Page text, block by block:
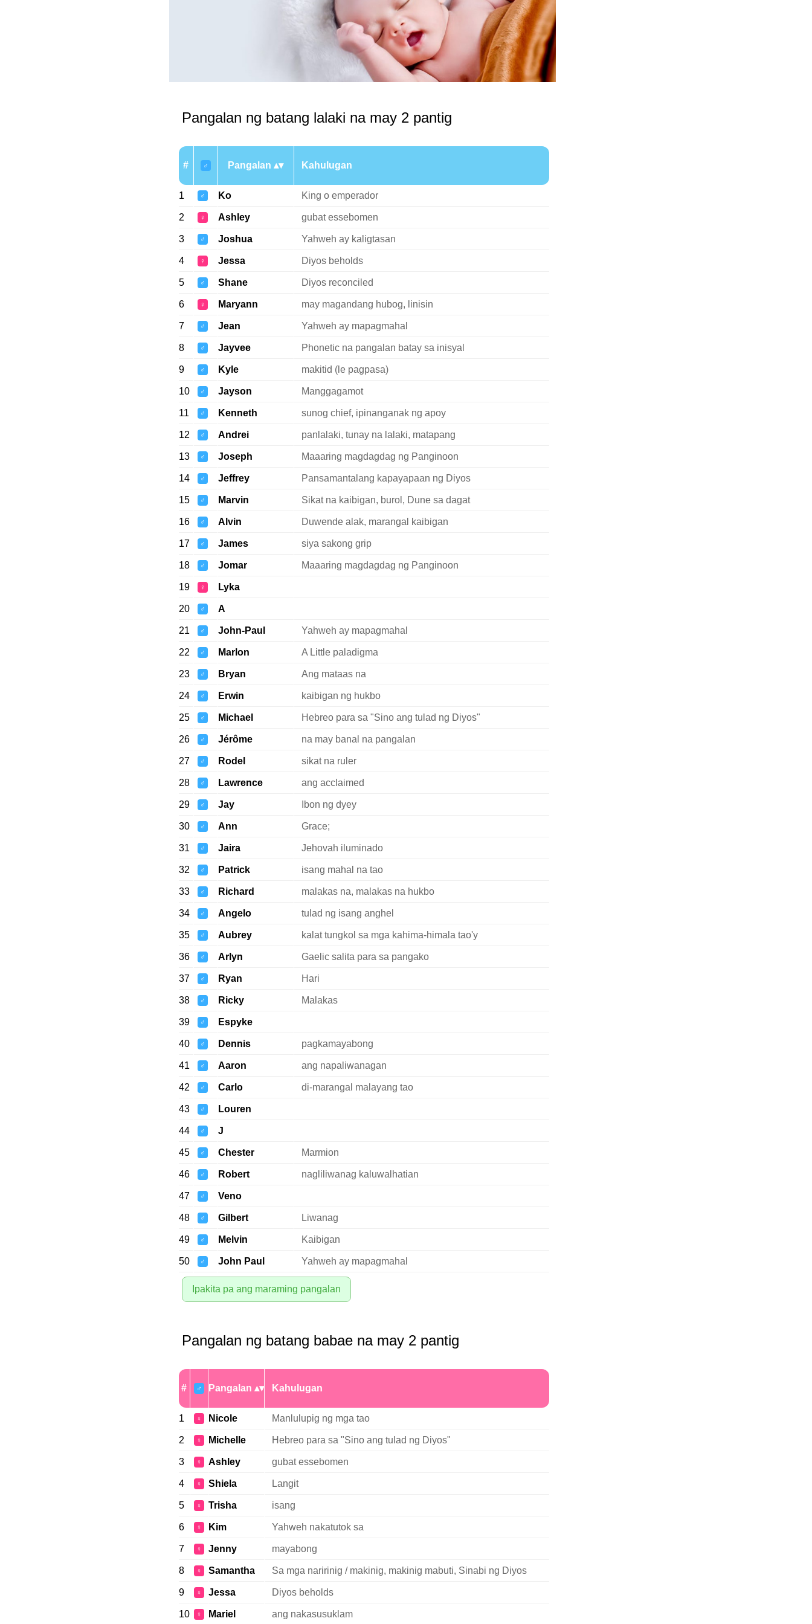
Pangalan ng batang lalaki na may 2 pantig
# ♂ Pangalan Kahulugan
1 ♂ Ko King o emperador
2 ♀ Ashley gubat essebomen
3 ♂ Joshua Yahweh ay kaligtasan
4 ♀ Jessa Diyos beholds
5 ♂ Shane Diyos reconciled
6 ♀ Maryann may magandang hubog, linisin
7 ♂ Jean Yahweh ay mapagmahal
8 ♂ Jayvee Phonetic na pangalan batay sa inisyal
9 ♂ Kyle makitid (le pagpasa)
10 ♂ Jayson Manggagamot
11 ♂ Kenneth sunog chief, ipinanganak ng apoy
12 ♂ Andrei panlalaki, tunay na lalaki, matapang
13 ♂ Joseph Maaaring magdagdag ng Panginoon
14 ♂ Jeffrey Pansamantalang kapayapaan ng Diyos
15 ♂ Marvin Sikat na kaibigan, burol, Dune sa dagat
16 ♂ Alvin Duwende alak, marangal kaibigan
17 ♂ James siya sakong grip
18 ♂ Jomar Maaaring magdagdag ng Panginoon
19 ♀ Lyka
20 ♂ A
21 ♂ John-Paul Yahweh ay mapagmahal
22 ♂ Marlon A Little paladigma
23 ♂ Bryan Ang mataas na
24 ♂ Erwin kaibigan ng hukbo
25 ♂ Michael Hebreo para sa "Sino ang tulad ng Diyos"
26 ♂ Jérôme na may banal na pangalan
27 ♂ Rodel sikat na ruler
28 ♂ Lawrence ang acclaimed
29 ♂ Jay Ibon ng dyey
30 ♂ Ann Grace;
31 ♂ Jaira Jehovah iluminado
32 ♂ Patrick isang mahal na tao
33 ♂ Richard malakas na, malakas na hukbo
34 ♂ Angelo tulad ng isang anghel
35 ♂ Aubrey kalat tungkol sa mga kahima-himala tao'y
36 ♂ Arlyn Gaelic salita para sa pangako
37 ♂ Ryan Hari
38 ♂ Ricky Malakas
39 ♂ Espyke
40 ♂ Dennis pagkamayabong
41 ♂ Aaron ang napaliwanagan
42 ♂ Carlo di-marangal malayang tao
43 ♂ Louren
44 ♂ J
45 ♂ Chester Marmion
46 ♂ Robert nagliliwanag kaluwalhatian
47 ♂ Veno
48 ♂ Gilbert Liwanag
49 ♂ Melvin Kaibigan
50 ♂ John Paul Yahweh ay mapagmahal
Ipakita pa ang maraming pangalan
Pangalan ng batang babae na may 2 pantig
# ♂ Pangalan Kahulugan
1 ♀ Nicole Manlulupig ng mga tao
2 ♀ Michelle Hebreo para sa "Sino ang tulad ng Diyos"
3 ♀ Ashley gubat essebomen
4 ♀ Shiela Langit
5 ♀ Trisha isang
6 ♀ Kim Yahweh nakatutok sa
7 ♀ Jenny mayabong
8 ♀ Samantha Sa mga naririnig / makinig, makinig mabuti, Sinabi ng Diyos
9 ♀ Jessa Diyos beholds
10 ♀ Mariel ang nakasusuklam